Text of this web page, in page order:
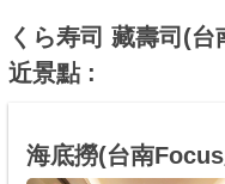
好康優惠
最新消息
くら寿司 藏壽司(
近景點 :
海底撈(台南
前